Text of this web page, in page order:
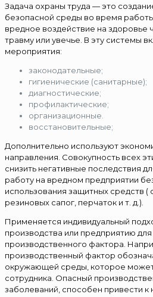
Задача охраны труда — это
безопасной среды во время
вредное воздействие на здоровье
травму или увечье. В эту системы
мероприятия:
законодательные;
гигиенические (санитарные);
диагностические;
профилактические;
организационные.
восстановительные;
Дополнительно используют
направления. Совокупность всех
снизить негативные последствия
работу на вредном предприятии
использования защитных средств
резиновых сапог, перчаток и т. д.).
Применяется индивидуальный
производства или предприятию
производственного фактора.
производственный фактор
окружающей среды, которое
сотрудника. Опасный
заболеваний, способен привести